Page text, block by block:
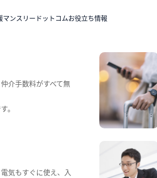
マンスリードットコムお役立ち情報
介手数料がすべて無
。
気もすぐに使え、入